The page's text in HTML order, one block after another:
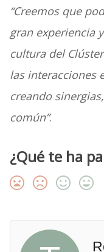
“Creemos que
gran experiencia
cultura del
las interacciones
creando
común”.
¿Qué te ha